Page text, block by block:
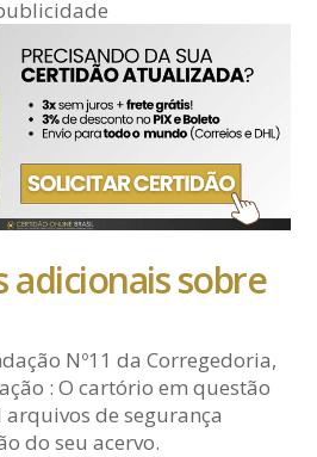
adicionais sobre
Nº11 da Corregedoria,
: O cartório em questão
arquivos de segurança
do seu acervo.